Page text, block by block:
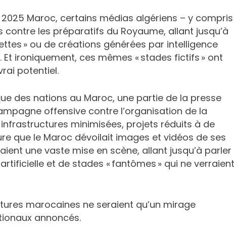
Maroc, certains médias algériens – y compris
les préparatifs du Royaume, allant jusqu’à
» ou de créations générées par intelligence
ironiquement, ces mêmes « stades fictifs » ont
potentiel.
des nations au Maroc, une partie de la presse
offensive contre l’organisation de la
minimisées, projets réduits à de
que le Maroc dévoilait images et vidéos de ses
une vaste mise en scène, allant jusqu’à parler
et de stades « fantômes » qui ne verraient
marocaines ne seraient qu’un mirage
annoncés.